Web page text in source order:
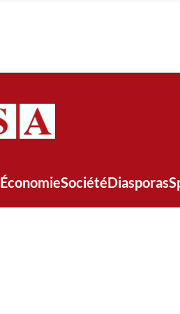
ÉconomieSociétéDiasporas